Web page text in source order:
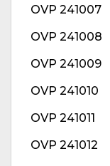
OVP 241007
OVP 241008
OVP 241009
OVP 241010
OVP 241011
OVP 241012